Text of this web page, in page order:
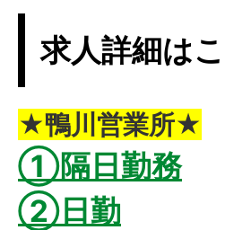
求人詳細は
★鴨川営業所★
①隔日勤務
②日勤